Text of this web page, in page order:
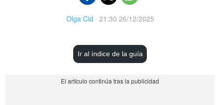
Olga Cid · 21:30 26/12/2025
Ir al índice de la guía